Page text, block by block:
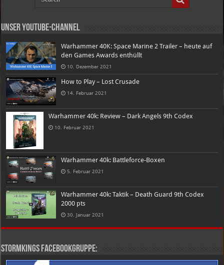
Unser Youtube-Channel
Warhammer 40K: Space Marine 2 Trailer – heute auf
den Games Awards enthüllt
10. Dezember 2021
How to Play – Lost Crusade
14. Februar 2021
Warhammer 40k: Review – Dark Angels 9th Codex
10. Februar 2021
Warhammer 40k: Battleforce-Boxen
5. Februar 2021
Warhammer 40k: Taktik – Death Guard 9th Codex
2000 pts
30. Januar 2021
Stormkings Facebookgruppe: